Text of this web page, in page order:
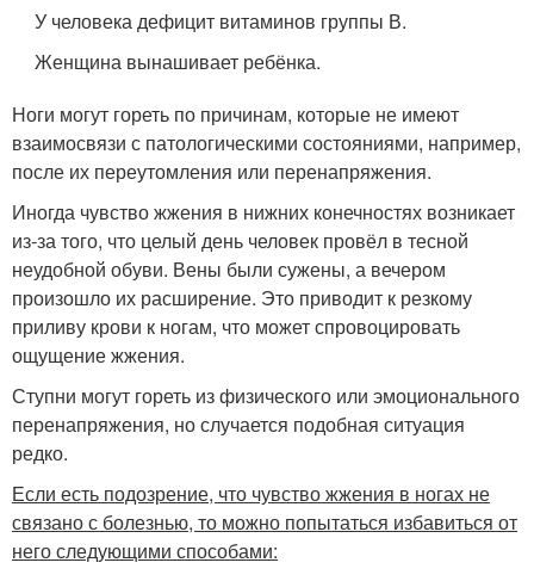
У человека дефицит витаминов группы В.
Женщина вынашивает ребёнка.
Ноги могут гореть по причинам, которые не имеют
взаимосвязи с патологическими состояниями, например,
после их переутомления или перенапряжения.
Иногда чувство жжения в нижних конечностях возникает
из-за того, что целый день человек провёл в тесной
неудобной обуви. Вены были сужены, а вечером
произошло их расширение. Это приводит к резкому
приливу крови к ногам, что может спровоцировать
ощущение жжения.
Ступни могут гореть из физического или эмоционального
перенапряжения, но случается подобная ситуация
редко.
Если есть подозрение, что чувство жжения в ногах не
связано с болезнью, то можно попытаться избавиться от
него следующими способами: